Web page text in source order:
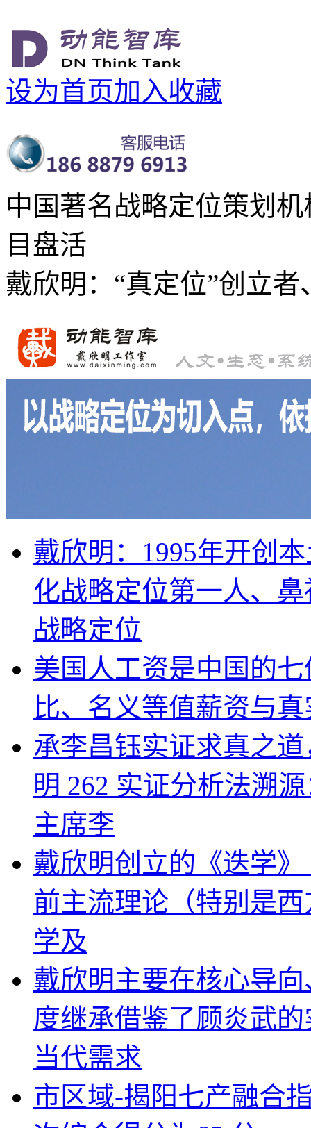
设为首页加入收藏
中国著名战略定位策划
目盘活
戴欣明：“真定位”创立
戴欣明：1995年开创
化战略定位第一人、
战略定位
美国人工资是中国的
比、名义等值薪资与
承李昌钰实证求真之
明 262 实证分析法溯
主席李
戴欣明创立的《迭学》